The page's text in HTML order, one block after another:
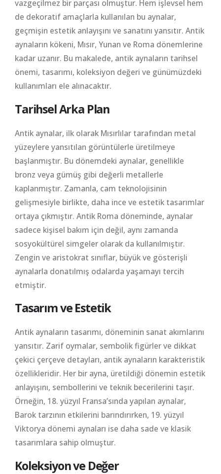
vazgeçilmez bir parçası olmuştur. Hem işlevsel hem
de dekoratif amaçlarla kullanılan bu aynalar,
geçmişin estetik anlayışını ve sanatını yansıtır. Antik
aynaların kökeni, Mısır, Yunan ve Roma dönemlerine
kadar uzanır. Bu makalede, antik aynaların tarihsel
önemi, tasarımı, koleksiyon değeri ve günümüzdeki
kullanımları ele alınacaktır.
Tarihsel Arka Plan
Antik aynalar, ilk olarak Mısırlılar tarafından metal
yüzeylere yansıtılan görüntülerle üretilmeye
başlanmıştır. Bu dönemdeki aynalar, genellikle
bronz veya gümüş gibi değerli metallerle
kaplanmıştır. Zamanla, cam teknolojisinin
gelişmesiyle birlikte, daha ince ve estetik tasarımlar
ortaya çıkmıştır. Antik Roma döneminde, aynalar
sadece kişisel bakım için değil, aynı zamanda
sosyokültürel simgeler olarak da kullanılmıştır.
Zengin ve aristokrat sınıflar, büyük ve gösterişli
aynalarla donatılmış odalarda yaşamayı tercih
etmiştir.
Tasarım ve Estetik
Antik aynaların tasarımı, döneminin sanat akımlarını
yansıtır. Zarif oymalar, sembolik figürler ve dikkat
çekici çerçeve detayları, antik aynaların karakteristik
özellikleridir. Her bir ayna, üretildiği dönemin estetik
anlayışını, sembollerini ve teknik becerilerini taşır.
Örneğin, 18. yüzyıl Fransa’sında yapılan aynalar,
Barok tarzının etkilerini barındırırken, 19. yüzyıl
Viktorya dönemi aynaları ise daha sade ve klasik
tasarımlara sahip olmuştur.
Koleksiyon ve Değer